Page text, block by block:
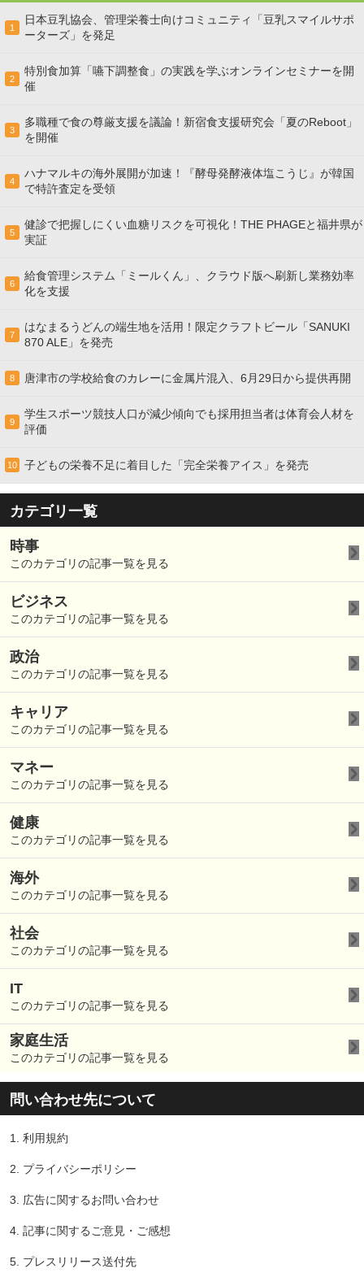
1
日本豆乳協会、管理栄養士向けコミュニティ「豆乳スマイルサポ
ーターズ」を発足
2
特別食加算「嚥下調整食」の実践を学ぶオンラインセミナーを開
催
3
多職種で食の尊厳支援を議論！新宿食支援研究会「夏のReboot」
を開催
4
ハナマルキの海外展開が加速！『酵母発酵液体塩こうじ』が韓国
で特許査定を受領
5
健診で把握しにくい血糖リスクを可視化！THE PHAGEと福井県が
実証
6
給食管理システム「ミールくん」、クラウド版へ刷新し業務効率
化を支援
7
はなまるうどんの端生地を活用！限定クラフトビール「SANUKI
870 ALE」を発売
8 唐津市の学校給食のカレーに金属片混入、6月29日から提供再開
9
学生スポーツ競技人口が減少傾向でも採用担当者は体育会人材を
評価
10 子どもの栄養不足に着目した「完全栄養アイス」を発売
カテゴリ一覧
時事
このカテゴリの記事一覧を見る
ビジネス
このカテゴリの記事一覧を見る
政治
このカテゴリの記事一覧を見る
キャリア
このカテゴリの記事一覧を見る
マネー
このカテゴリの記事一覧を見る
健康
このカテゴリの記事一覧を見る
海外
このカテゴリの記事一覧を見る
社会
このカテゴリの記事一覧を見る
IT
このカテゴリの記事一覧を見る
家庭生活
このカテゴリの記事一覧を見る
問い合わせ先について
1. 利用規約
2. プライバシーポリシー
3. 広告に関するお問い合わせ
4. 記事に関するご意見・ご感想
5. プレスリリース送付先